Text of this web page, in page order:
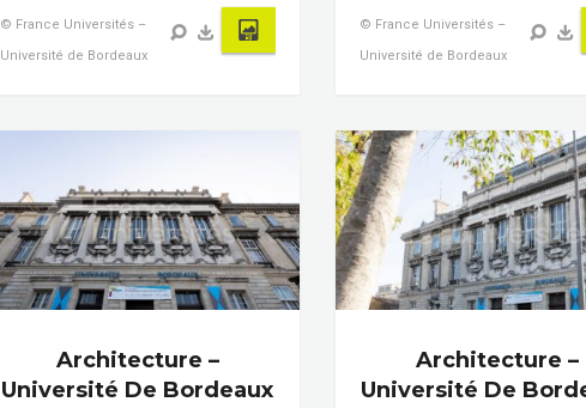
© France Universités –
Université de Bordeaux
© France Universités –
Université de Bordeaux
Architecture –
Université De Bordeaux
Architecture –
Université De